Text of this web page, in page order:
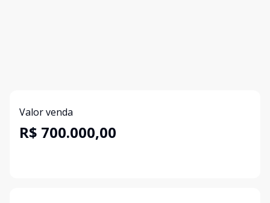
Valor venda
R$ 700.000,00